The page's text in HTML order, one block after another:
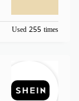
Used 255 times